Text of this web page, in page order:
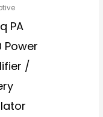
PA
Power
/